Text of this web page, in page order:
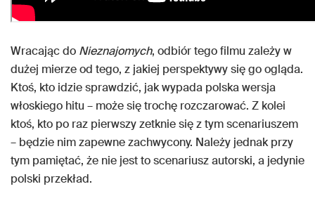
Wracając do Nieznajomych, odbiór tego filmu zależy w
dużej mierze od tego, z jakiej perspektywy się go ogląda.
Ktoś, kto idzie sprawdzić, jak wypada polska wersja
włoskiego hitu – może się trochę rozczarować. Z kolei
ktoś, kto po raz pierwszy zetknie się z tym scenariuszem
– będzie nim zapewne zachwycony. Należy jednak przy
tym pamiętać, że nie jest to scenariusz autorski, a jedynie
polski przekład.